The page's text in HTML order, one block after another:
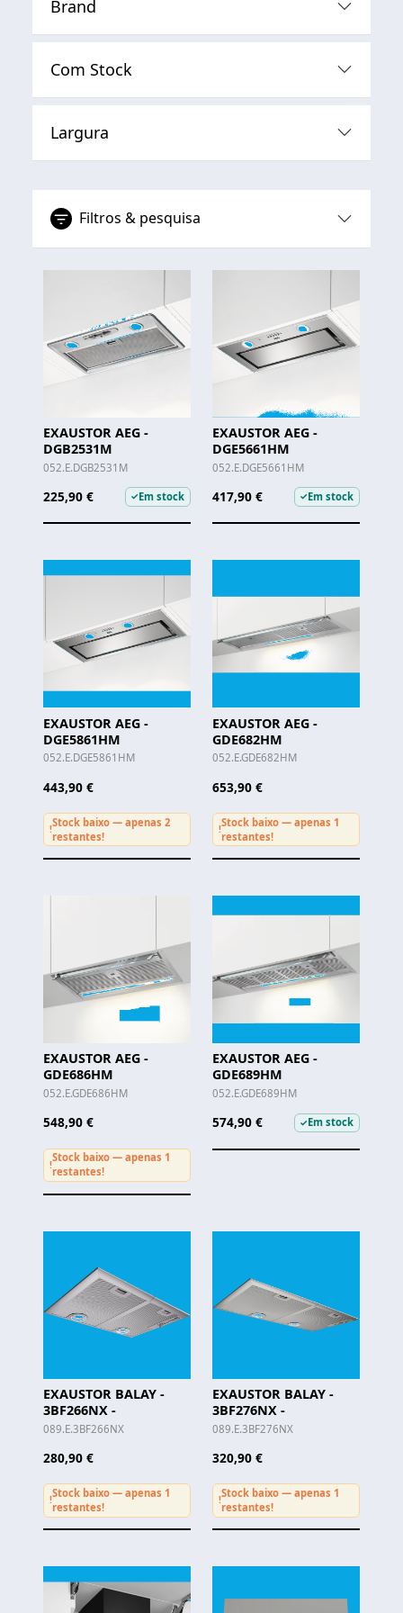
Filtros & pesquisa
EXAUSTOR AEG -
DGB2531M
052.E.DGB2531M
225,90 € ✓Em stock
EXAUSTOR AEG -
DGE5661HM
052.E.DGE5661HM
417,90 € ✓Em stock
EXAUSTOR AEG -
DGE5861HM
052.E.DGE5861HM
443,90 €
!
Stock baixo — apenas 2
restantes!
EXAUSTOR AEG -
GDE682HM
052.E.GDE682HM
653,90 €
!
Stock baixo — apenas 1
restantes!
EXAUSTOR AEG -
GDE686HM
052.E.GDE686HM
548,90 €
!
Stock baixo — apenas 1
restantes!
EXAUSTOR AEG -
GDE689HM
052.E.GDE689HM
574,90 € ✓Em stock
EXAUSTOR BALAY -
3BF266NX -
089.E.3BF266NX
280,90 €
!
Stock baixo — apenas 1
restantes!
EXAUSTOR BALAY -
3BF276NX -
089.E.3BF276NX
320,90 €
!
Stock baixo — apenas 1
restantes!
Brand
Com Stock
Largura